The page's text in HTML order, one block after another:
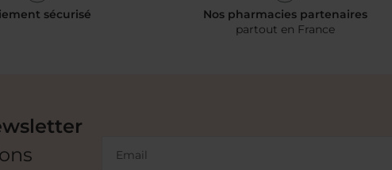
sécurisé
Nos pharmacies partenaires
partout en France
Email